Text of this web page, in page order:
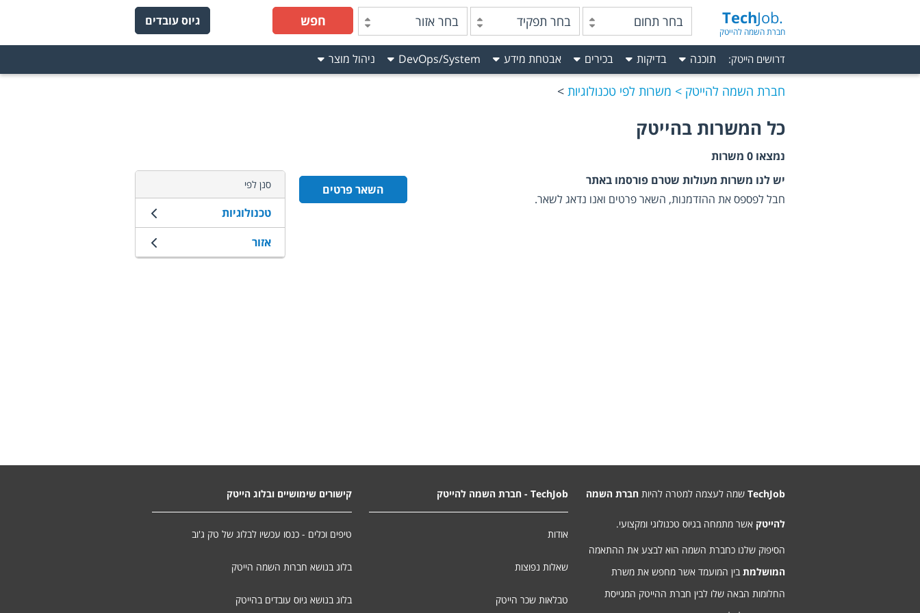
TechJob.
חברת השמה להייטק
בחר תחום בחר תפקיד בחר אזור חפש גיוס עובדים
דרושים הייטק: תוכנה בדיקות בכירים אבטחת מידע DevOps/System ניהול מוצר
חברת השמה להייטק משרות לפי טכנולוגיות
כל המשרות בהייטק
נמצאו 0 משרות
יש לנו משרות מעולות שטרם פורסמו באתר
חבל לפספס את ההזדמנות, השאר פרטים ואנו נדאג לשאר.
השאר פרטים סנן לפי
טכנולוגיות
אזור
TechJob שמה לעצמה למטרה להיות חברת השמה
להייטק אשר מתמחה בגיוס טכנולוגי ומקצועי.
הסיפוק שלנו כחברת השמה הוא לבצע את ההתאמה
המושלמת בין המועמד אשר מחפש את משרת
החלומות הבאה שלו לבין חברת ההייטק המגייסת
TechJob - חברת השמה להייטק
אודות
שאלות נפוצות
טבלאות שכר הייטק
קישורים שימושיים ובלוג הייטק
טיפים וכלים - כנסו עכשיו לבלוג של טק ג'וב
בלוג בנושא חברות השמה הייטק
בלוג בנושא גיוס עובדים בהייטק